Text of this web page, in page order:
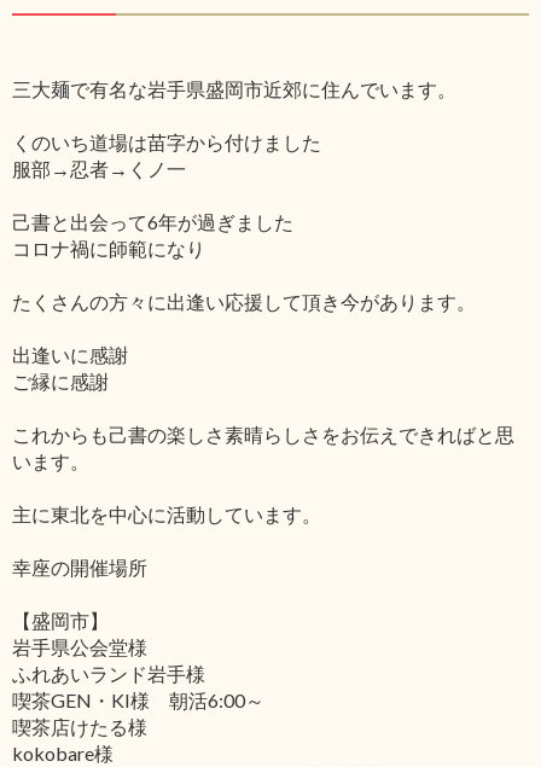
三大麺で有名な岩手県盛岡市近郊に住んでいます。
くのいち道場は苗字から付けました
服部→忍者→くノ一
己書と出会って6年が過ぎました
コロナ禍に師範になり
たくさんの方々に出逢い応援して頂き今があります。
出逢いに感謝
ご縁に感謝
これからも己書の楽しさ素晴らしさをお伝えできればと思
います。
主に東北を中心に活動しています。
幸座の開催場所
【盛岡市】
岩手県公会堂様
ふれあいランド岩手様
喫茶GEN・KI様 朝活6:00～
喫茶店けたる様
kokobare様